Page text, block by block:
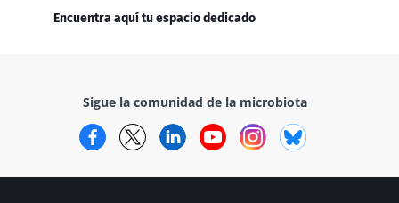
Encuentra aquí tu espacio dedicado
Sigue la comunidad de la microbiota
FacebookTwitterLinkedInYouTubeInstagram